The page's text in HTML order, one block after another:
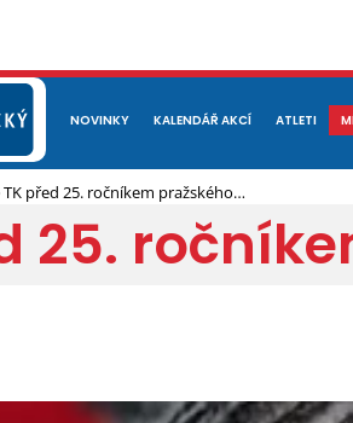
NOVINKY KALENDÁŘ AKCÍ ATLETI
O NÁS ČLENOVÉ DOKUMENTY
TK před 25. ročníkem pražského…
25.